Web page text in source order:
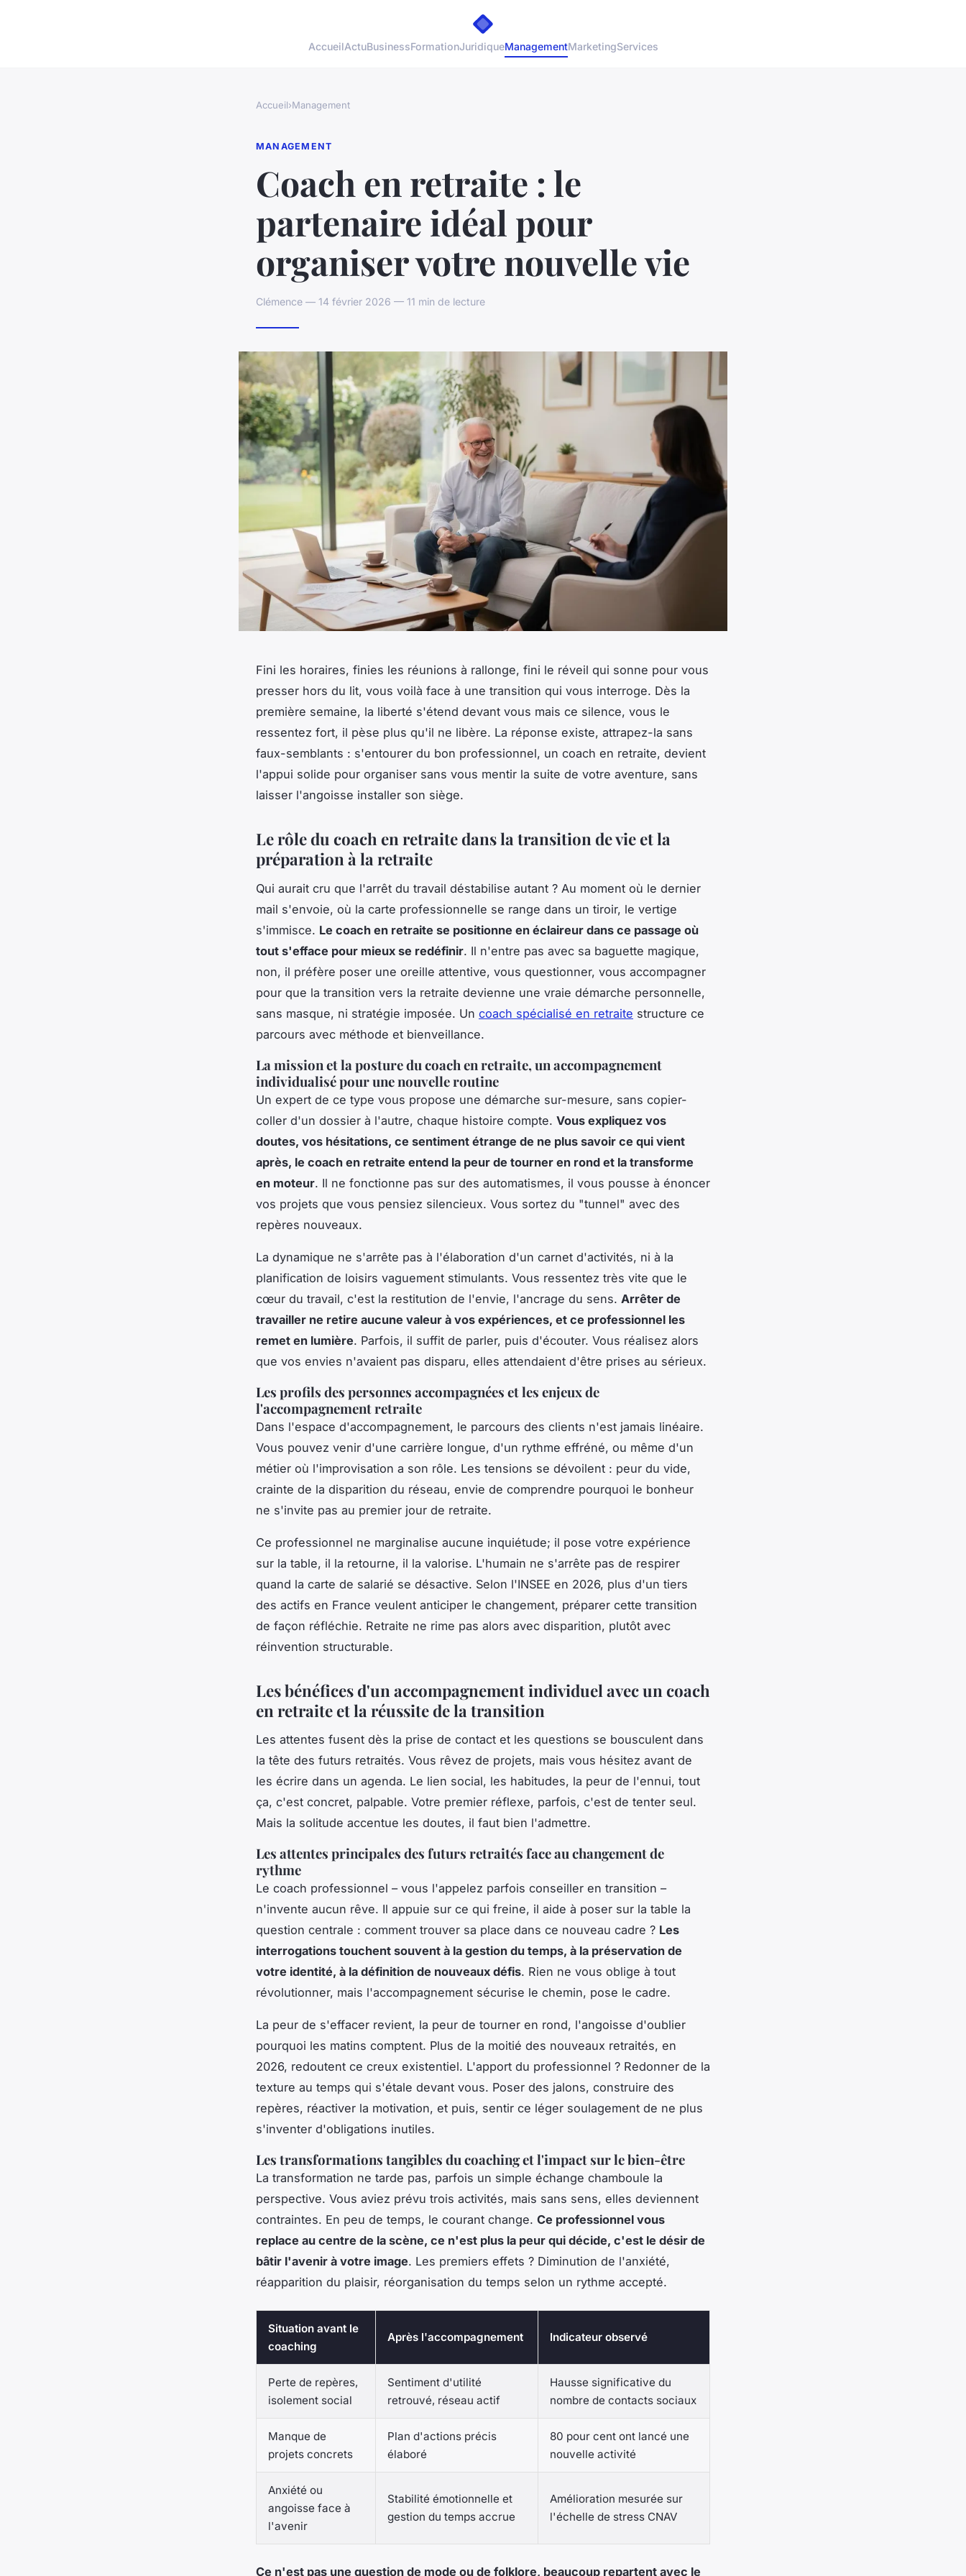
AccueilActuBusinessFormationJuridiqueManagementMarketingServices
Accueil›Management
MANAGEMENT
Coach en retraite : le
partenaire idéal pour
organiser votre nouvelle vie
Clémence — 14 février 2026 — 11 min de lecture
Fini les horaires, finies les réunions à rallonge, fini le réveil qui sonne pour vous
presser hors du lit, vous voilà face à une transition qui vous interroge. Dès la
première semaine, la liberté s'étend devant vous mais ce silence, vous le
ressentez fort, il pèse plus qu'il ne libère. La réponse existe, attrapez-la sans
faux-semblants : s'entourer du bon professionnel, un coach en retraite, devient
l'appui solide pour organiser sans vous mentir la suite de votre aventure, sans
laisser l'angoisse installer son siège.
Le rôle du coach en retraite dans la transition de vie et la
préparation à la retraite
Qui aurait cru que l'arrêt du travail déstabilise autant ? Au moment où le dernier
mail s'envoie, où la carte professionnelle se range dans un tiroir, le vertige
s'immisce. Le coach en retraite se positionne en éclaireur dans ce passage où
tout s'efface pour mieux se redéfinir. Il n'entre pas avec sa baguette magique,
non, il préfère poser une oreille attentive, vous questionner, vous accompagner
pour que la transition vers la retraite devienne une vraie démarche personnelle,
sans masque, ni stratégie imposée. Un coach spécialisé en retraite structure ce
parcours avec méthode et bienveillance.
La mission et la posture du coach en retraite, un accompagnement
individualisé pour une nouvelle routine
Un expert de ce type vous propose une démarche sur-mesure, sans copier-
coller d'un dossier à l'autre, chaque histoire compte. Vous expliquez vos
doutes, vos hésitations, ce sentiment étrange de ne plus savoir ce qui vient
après, le coach en retraite entend la peur de tourner en rond et la transforme
en moteur. Il ne fonctionne pas sur des automatismes, il vous pousse à énoncer
vos projets que vous pensiez silencieux. Vous sortez du "tunnel" avec des
repères nouveaux.
La dynamique ne s'arrête pas à l'élaboration d'un carnet d'activités, ni à la
planification de loisirs vaguement stimulants. Vous ressentez très vite que le
cœur du travail, c'est la restitution de l'envie, l'ancrage du sens. Arrêter de
travailler ne retire aucune valeur à vos expériences, et ce professionnel les
remet en lumière. Parfois, il suffit de parler, puis d'écouter. Vous réalisez alors
que vos envies n'avaient pas disparu, elles attendaient d'être prises au sérieux.
Les profils des personnes accompagnées et les enjeux de
l'accompagnement retraite
Dans l'espace d'accompagnement, le parcours des clients n'est jamais linéaire.
Vous pouvez venir d'une carrière longue, d'un rythme effréné, ou même d'un
métier où l'improvisation a son rôle. Les tensions se dévoilent : peur du vide,
crainte de la disparition du réseau, envie de comprendre pourquoi le bonheur
ne s'invite pas au premier jour de retraite.
Ce professionnel ne marginalise aucune inquiétude; il pose votre expérience
sur la table, il la retourne, il la valorise. L'humain ne s'arrête pas de respirer
quand la carte de salarié se désactive. Selon l'INSEE en 2026, plus d'un tiers
des actifs en France veulent anticiper le changement, préparer cette transition
de façon réfléchie. Retraite ne rime pas alors avec disparition, plutôt avec
réinvention structurable.
Les bénéfices d'un accompagnement individuel avec un coach
en retraite et la réussite de la transition
Les attentes fusent dès la prise de contact et les questions se bousculent dans
la tête des futurs retraités. Vous rêvez de projets, mais vous hésitez avant de
les écrire dans un agenda. Le lien social, les habitudes, la peur de l'ennui, tout
ça, c'est concret, palpable. Votre premier réflexe, parfois, c'est de tenter seul.
Mais la solitude accentue les doutes, il faut bien l'admettre.
Les attentes principales des futurs retraités face au changement de
rythme
Le coach professionnel – vous l'appelez parfois conseiller en transition –
n'invente aucun rêve. Il appuie sur ce qui freine, il aide à poser sur la table la
question centrale : comment trouver sa place dans ce nouveau cadre ? Les
interrogations touchent souvent à la gestion du temps, à la préservation de
votre identité, à la définition de nouveaux défis. Rien ne vous oblige à tout
révolutionner, mais l'accompagnement sécurise le chemin, pose le cadre.
La peur de s'effacer revient, la peur de tourner en rond, l'angoisse d'oublier
pourquoi les matins comptent. Plus de la moitié des nouveaux retraités, en
2026, redoutent ce creux existentiel. L'apport du professionnel ? Redonner de la
texture au temps qui s'étale devant vous. Poser des jalons, construire des
repères, réactiver la motivation, et puis, sentir ce léger soulagement de ne plus
s'inventer d'obligations inutiles.
Les transformations tangibles du coaching et l'impact sur le bien-être
La transformation ne tarde pas, parfois un simple échange chamboule la
perspective. Vous aviez prévu trois activités, mais sans sens, elles deviennent
contraintes. En peu de temps, le courant change. Ce professionnel vous
replace au centre de la scène, ce n'est plus la peur qui décide, c'est le désir de
bâtir l'avenir à votre image. Les premiers effets ? Diminution de l'anxiété,
réapparition du plaisir, réorganisation du temps selon un rythme accepté.
Situation avant le
coaching
Après l'accompagnement Indicateur observé
Perte de repères,
isolement social
Sentiment d'utilité
retrouvé, réseau actif
Hausse significative du
nombre de contacts sociaux
Manque de
projets concrets
Plan d'actions précis
élaboré
80 pour cent ont lancé une
nouvelle activité
Anxiété ou
angoisse face à
l'avenir
Stabilité émotionnelle et
gestion du temps accrue
Amélioration mesurée sur
l'échelle de stress CNAV
Ce n'est pas une question de mode ou de folklore, beaucoup repartent avec le